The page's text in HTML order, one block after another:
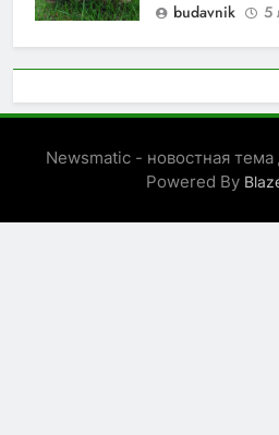
budavnik
5
Newsmatic - новостная
Powered By